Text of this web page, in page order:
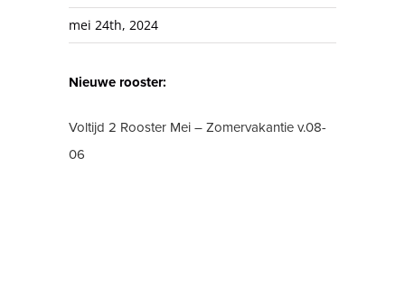
mei 24th, 2024
Nieuwe rooster:
Voltijd 2 Rooster Mei – Zomervakantie v.08-
06